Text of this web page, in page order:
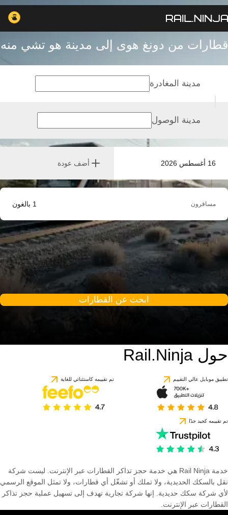
قطارات من دونغ هوى إلى مدينة هو تشي منه
16 أغسطس 2026 أضف عودة
مدينة المغادرة
مدينة الوصول
مسافرون 1 بالغون
ابحث عن القطارات
حول Rail.Ninja
تطبيق موبايل عالي التقييم تم تقييمه كاستثنائي للغاية
تم تقييمه كجيد جدًا
خدمة Rail Ninja هي خدمة حجز تذاكر القطارات عبر الإنترنت. ليست شركة
نقل بالسكك الحديدية، ولا تملك أو تشغّل أي قطارات، ولا تمثل الموقع الرسمي
لأي شركة سكك حديدية. إنها شركة تجارية تهدف إلى تسهيل عملية حجز تذاكر
القطارات عبر الإنترنت.